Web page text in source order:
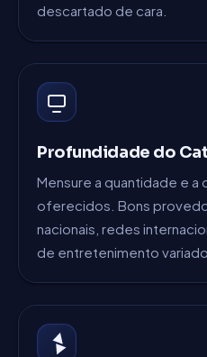
descartado de cara.
Profundidade do
Mensure a quantidade e a
oferecidos. Bons
nacionais, redes
de entretenimento variado.